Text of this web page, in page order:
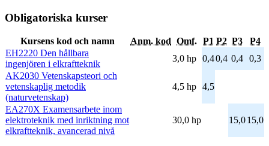
Obligatoriska kurser
Kursens kod och namn Anm. kod Omf. P1 P2 P3
P4
EH2220 Den hållbara
ingenjören i elkraftteknik
3,0 hp 0,40,4 0,4 0,3
AK2030 Vetenskapsteori och
vetenskaplig metodik
(naturvetenskap)
4,5 hp 4,5
EA270X Examensarbete inom
elektroteknik med inriktning mot
elkraftteknik, avancerad nivå
30,0 hp 15,015,0